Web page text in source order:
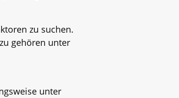
zu suchen.
gehören unter
unter